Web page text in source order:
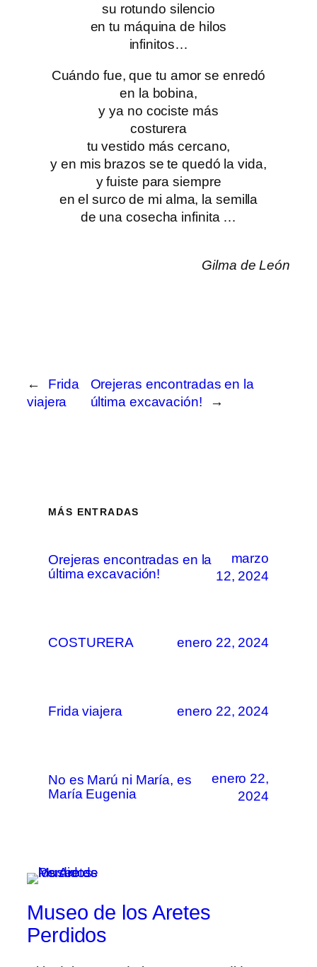
su rotundo silencio
en tu máquina de hilos
infinitos…
Cuándo fue, que tu amor se enredó
en la bobina,
y ya no cociste más
costurera
tu vestido más cercano,
y en mis brazos se te quedó la vida,
y fuiste para siempre
en el surco de mi alma, la semilla
de una cosecha infinita …
Gilma de León
←
Frida
viajera
Orejeras encontradas en la
última excavación!
→
MÁS ENTRADAS
Orejeras encontradas en la
última excavación!
marzo
12, 2024
COSTURERA enero 22, 2024
Frida viajera enero 22, 2024
No es Marú ni María, es
María Eugenia
enero 22,
2024
Museo de los Aretes
Perdidos